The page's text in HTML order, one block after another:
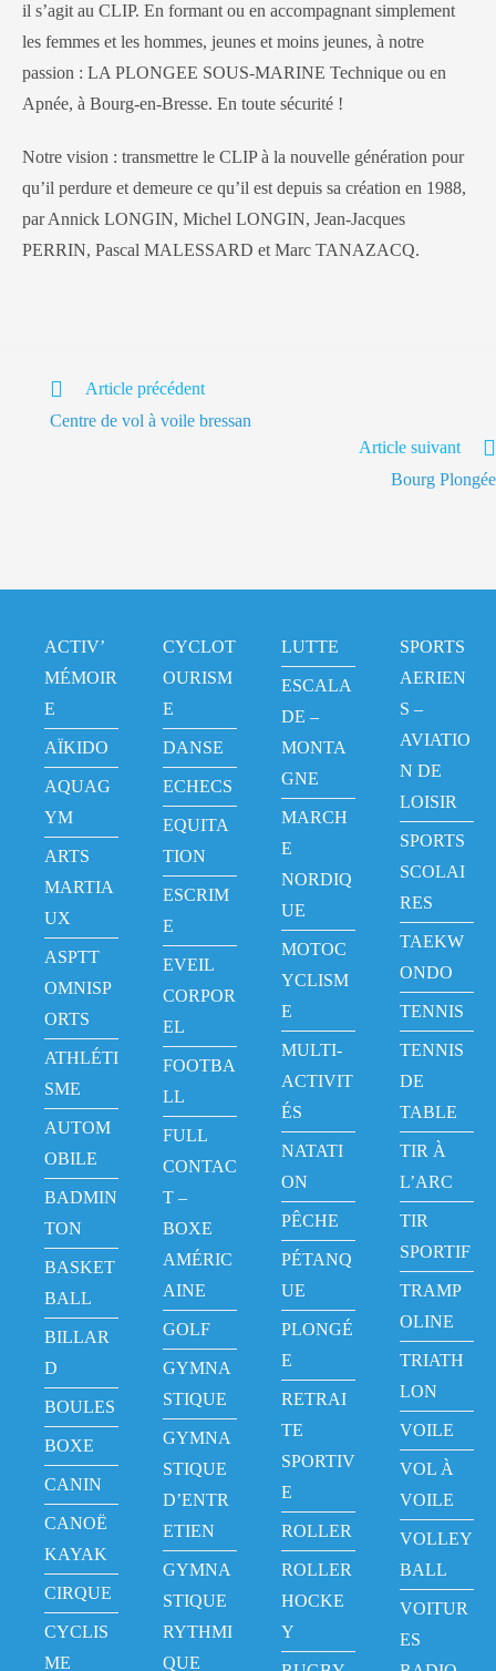
il s’agit au CLIP. En formant ou en accompagnant simplement
les femmes et les hommes, jeunes et moins jeunes, à notre
passion : LA PLONGEE SOUS-MARINE Technique ou en
Apnée, à Bourg-en-Bresse. En toute sécurité !
Notre vision : transmettre le CLIP à la nouvelle génération pour
qu’il perdure et demeure ce qu’il est depuis sa création en 1988,
par Annick LONGIN, Michel LONGIN, Jean-Jacques
PERRIN, Pascal MALESSARD et Marc TANAZACQ.
Article précédent
Centre de vol à voile bressan
Article suivant
Bourg Plongée
ACTIV’
MÉMOIR
E
AÏKIDO
AQUAG
YM
ARTS
MARTIA
UX
ASPTT
OMNISP
ORTS
ATHLÉTI
SME
AUTOM
OBILE
BADMIN
TON
BASKET
BALL
BILLAR
D
BOULES
BOXE
CANIN
CANOË
KAYAK
CIRQUE
CYCLIS
ME
CYCLOT
OURISM
E
DANSE
ECHECS
EQUITA
TION
ESCRIM
E
EVEIL
CORPOR
EL
FOOTBA
LL
FULL
CONTAC
T –
BOXE
AMÉRIC
AINE
GOLF
GYMNA
STIQUE
GYMNA
STIQUE
D’ENTR
ETIEN
GYMNA
STIQUE
RYTHMI
QUE
LUTTE
ESCALA
DE –
MONTA
GNE
MARCH
E
NORDIQ
UE
MOTOC
YCLISM
E
MULTI-
ACTIVIT
ÉS
NATATI
ON
PÊCHE
PÉTANQ
UE
PLONGÉ
E
RETRAI
TE
SPORTIV
E
ROLLER
ROLLER
HOCKE
Y
SPORTS
AERIEN
S –
AVIATIO
N DE
LOISIR
SPORTS
SCOLAI
RES
TAEKW
ONDO
TENNIS
TENNIS
DE
TABLE
TIR À
L’ARC
TIR
SPORTIF
TRAMP
OLINE
TRIATH
LON
VOILE
VOL À
VOILE
VOLLEY
BALL
VOITUR
ES